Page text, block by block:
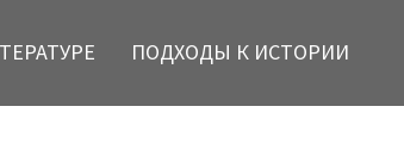
ПОДХОДЫ К ИСТОРИИ